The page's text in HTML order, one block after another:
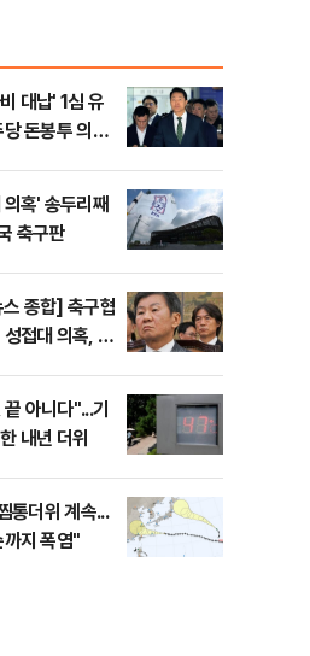
대납' 1심 유
돈봉투 의
의혹' 송두리째
축구판
종합] 축구협
접대 의혹, 李
초가 논란 재
승리 가능성
아니다"...기
내년 더위
통더위 계속...
지 폭염"